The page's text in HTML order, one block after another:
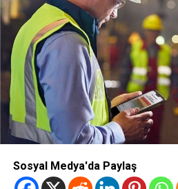
Sosyal Medya'da Paylaş